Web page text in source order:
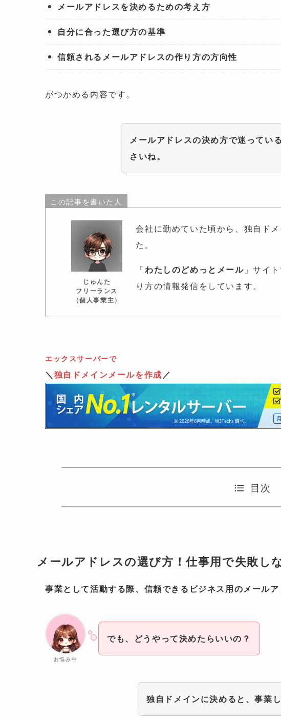
メールアドレスを決めるための考え方
自分に合った選び方の基準
信頼されるメールアドレスの作り方の方向性
がつかめる内容です。
メールアドレスの決め方で迷ってい
さいね。
この記事を書いた人
じゅんた
フリーランス
（個人事業主）
会社に勤めていた頃から、独自ド
た。
「わたしのどめっとメール 」サイ
り方の情報発信をしています。
エックスサーバーで
＼ 独自ドメインメールを作成／
目次
メールアドレスの選び方！仕事用で失敗し
事業として活動する際、信頼できるビジネス用のメール
お悩み中
でも、どうやって決めたらいいの？
独自ドメインに決めると、事業